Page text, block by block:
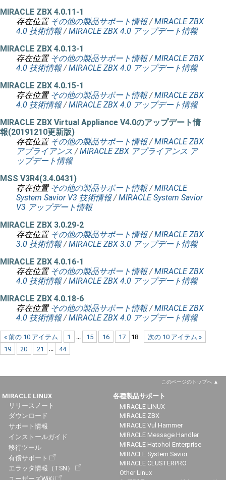
MIRACLE ZBX 4.0.11-1
存在位置 その他の製品サポート情報 /MIRACLE ZBX
4.0 技術情報 /MIRACLE ZBX 4.0 アップデート情報
MIRACLE ZBX 4.0.13-1
存在位置 その他の製品サポート情報 /MIRACLE ZBX
4.0 技術情報 /MIRACLE ZBX 4.0 アップデート情報
MIRACLE ZBX 4.0.15-1
存在位置 その他の製品サポート情報 /MIRACLE ZBX
4.0 技術情報 /MIRACLE ZBX 4.0 アップデート情報
MIRACLE ZBX Virtual Appliance V4.0のアップデート情
報(20191210更新版)
存在位置 その他の製品サポート情報 /MIRACLE ZBX
アプライアンス /MIRACLE ZBX アプライアンス ア
ップデート情報
MSS V3R4(3.4.0431)
存在位置 その他の製品サポート情報 /MIRACLE
System Savior V3 技術情報 /MIRACLE System Savior
V3 アップデート情報
MIRACLE ZBX 3.0.29-2
存在位置 その他の製品サポート情報 /MIRACLE ZBX
3.0 技術情報 /MIRACLE ZBX 3.0 アップデート情報
MIRACLE ZBX 4.0.16-1
存在位置 その他の製品サポート情報 /MIRACLE ZBX
4.0 技術情報 /MIRACLE ZBX 4.0 アップデート情報
MIRACLE ZBX 4.0.18-6
存在位置 その他の製品サポート情報 /MIRACLE ZBX
4.0 技術情報 /MIRACLE ZBX 4.0 アップデート情報
« 前の 10 アイテム 次の 10 アイテム »
1 ... 15 16 17
18
19
20 21 ... 44
このページのトップへ
MIRACLE LINUX
リリースノート
ダウンロード
サポート情報
インストールガイド
移行ツール
有償サポート
エラッタ情報（TSN）
各種製品サポート
MIRACLE LINUX
MIRACLE ZBX
MIRACLE Vul Hammer
MIRACLE Message Handler
MIRACLE Hatohol Enterprise
MIRACLE System Savior
MIRACLE CLUSTERPRO
Other Linux